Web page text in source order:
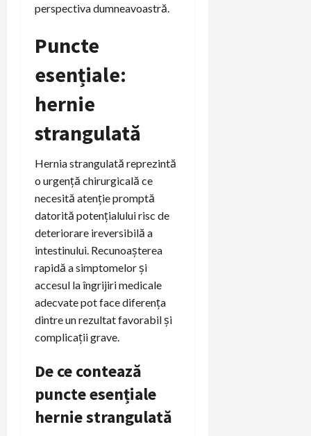
perspectiva dumneavoastră.
Puncte
esențiale:
hernie
strangulată
Hernia strangulată reprezintă
o urgență chirurgicală ce
necesită atenție promptă
datorită potențialului risc de
deteriorare ireversibilă a
intestinului. Recunoașterea
rapidă a simptomelor și
accesul la îngrijiri medicale
adecvate pot face diferența
dintre un rezultat favorabil și
complicații grave.
De ce contează
puncte esențiale
hernie strangulată